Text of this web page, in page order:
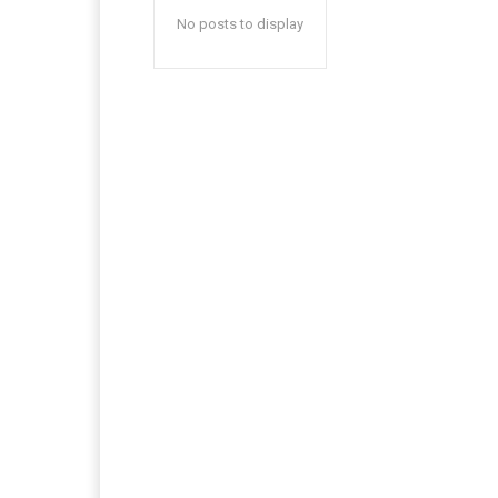
No posts to display